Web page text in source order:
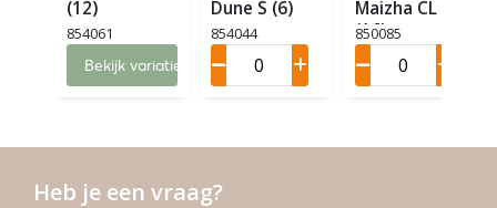
(12)
854061
Bekijk variaties
Dune S (6)
854044
Maizha CL M
(16)
850085
Heb je een vraag?